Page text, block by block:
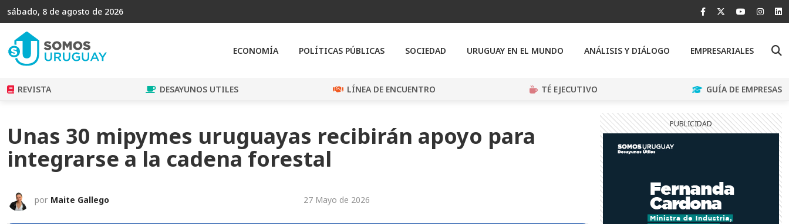
sábado, 8 de agosto de 2026
ECONOMÍA POLÍTICAS PÚBLICAS SOCIEDAD URUGUAY EN EL MUNDO ANÁLISIS Y DIÁLOGO EMPRESARIALES
REVISTA DESAYUNOS UTILES LÍNEA DE ENCUENTRO TÉ EJECUTIVO GUÍA DE EMPRESAS
Unas 30 mipymes uruguayas recibirán apoyo para
integrarse a la cadena forestal
por Maite Gallego 27 Mayo de 2026